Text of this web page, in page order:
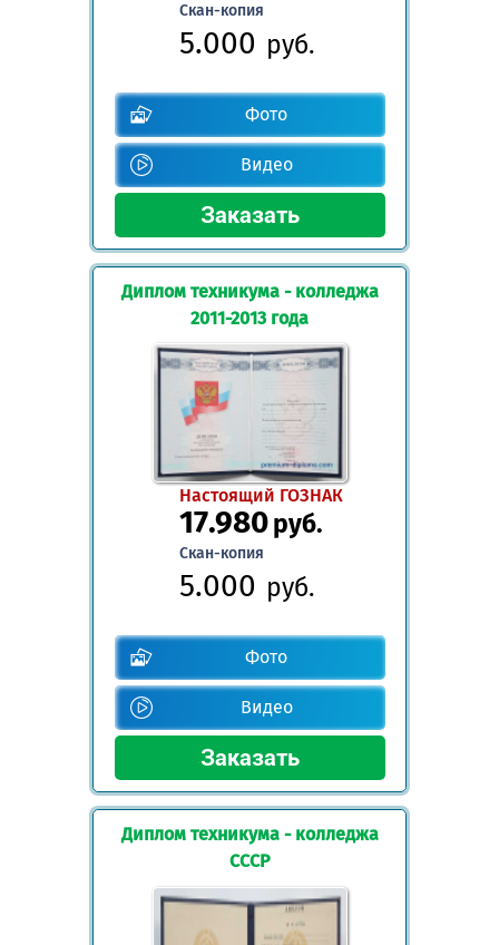
Скан-копия
5.000 руб.
Фото
Видео
Диплом техникума - колледжа
2011-2013 года
Настоящий ГОЗНАК
17.980руб.
Скан-копия
5.000 руб.
Фото
Видео
Диплом техникума - колледжа
СССР